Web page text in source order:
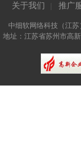
关于我们 推广
中细软网络科技（江
地址：江苏省苏州市高